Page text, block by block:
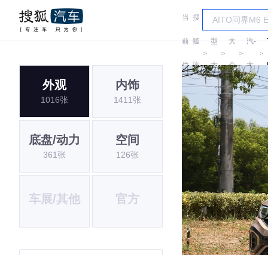
当
前
位
置:
搜
狐
汽
车
＞
车
型
大
全
＞
大
众
＞
一
汽-
大
众
＞
外观
1016张
内饰
1411张
底盘/动力
361张
空间
126张
车展/其他 官方